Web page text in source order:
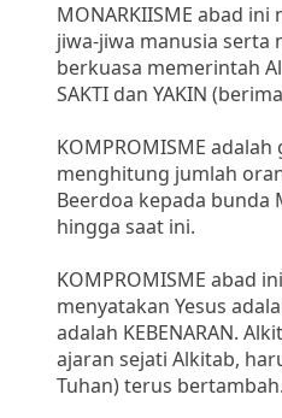
MONARKIISME abad
jiwa-jiwa manusia serta
berkuasa memerintah
SAKTI dan YAKIN
KOMPROMISME
menghitung jumlah
Beerdoa kepada
hingga saat ini.
KOMPROMISME abad
menyatakan Yesus
adalah KEBENARAN.
ajaran sejati Alkitab,
Tuhan) terus